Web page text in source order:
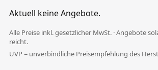
Aktuell keine Angebote.
Alle Preise inkl. gesetzlicher MwSt. · Angebote
reicht.
UVP = unverbindliche Preisempfehlung des